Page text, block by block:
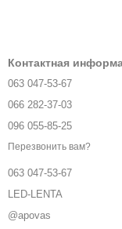
в стену
важно учитывать
учитывать цвет
Для
на коэффициент
Контактная
063 047-53-67
066 282-37-03
096 055-85-25
Перезвонить вам?
063 047-53-67
LED-LENTA
@apovas